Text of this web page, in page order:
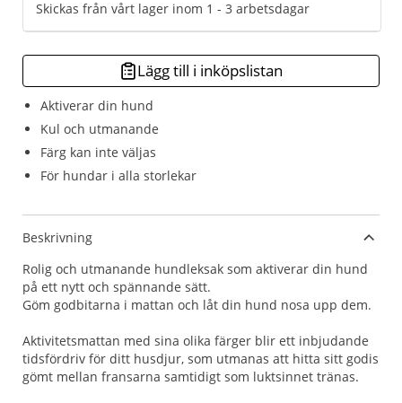
Aktiverar din hund
Kul och utmanande
Färg kan inte väljas
För hundar i alla storlekar
Skickas från vårt lager inom 1 - 3 arbetsdagar
Lägg till i inköpslistan
Beskrivning
Rolig och utmanande hundleksak som aktiverar din hund
på ett nytt och spännande sätt.
Göm godbitarna i mattan och låt din hund nosa upp dem.
Aktivitetsmattan med sina olika färger blir ett inbjudande
tidsfördriv för ditt husdjur, som utmanas att hitta sitt godis
gömt mellan fransarna samtidigt som luktsinnet tränas.